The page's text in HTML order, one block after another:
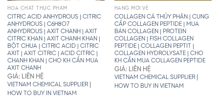
HÓA CHẤT THỰC PHẨM
CITRIC ACID ANHYDROUS | CITRIC
ANHYDROUS | C6H8O7
ANHYDROUS | AXIT CHANH | AXIT
CITRIC KHAN | AXIT CHANH KHAN |
BỘT CHUA | CITRIC ACID | CITRIC
AXIT | AXIT CITRIC | ACID CITRIC |
CHANH KHAN | CHO KH CẦN MUA
AXIT CHANH
GIÁ: LIÊN HỆ
VIETNAM CHEMICAL SUPPLIER|
HOW TO BUY IN VIETNAM
HÀNG MỚI VỀ
COLLAGEN CÁ THỦY PHÂN | CUNG
CẤP COLLAGEN PEPTIDE | MUA
BÁN COLLAGEN | PROTEIN
COLLAGEN | FISH COLLAGEN
PEPTIDE | COLLAGEN PEPTIT |
COLLAGEN HYDROLYSATE | CHO
KH CẦN MUA COLLAGEN PEPTIDE
GIÁ: LIÊN HỆ
VIETNAM CHEMICAL SUPPLIER|
HOW TO BUY IN VIETNAM